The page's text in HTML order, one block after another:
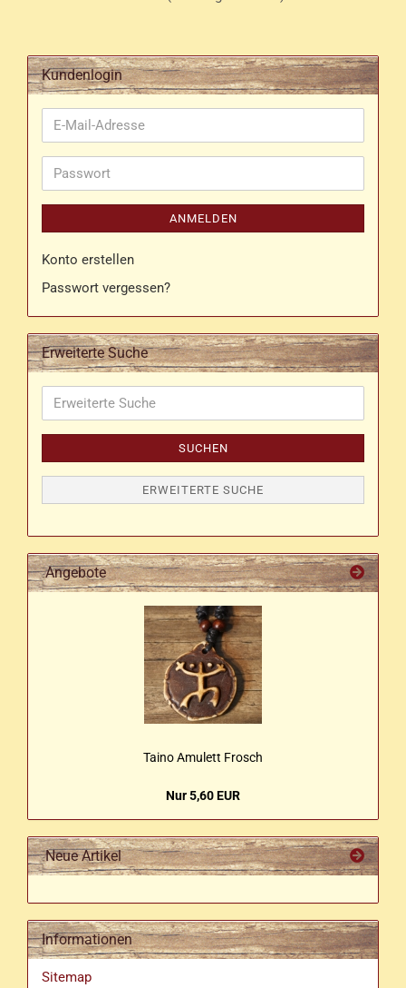
Kundenlogin
E-
Mail-
Passwort
ANMELDEN
Konto erstellen
Passwort vergessen?
Erweiterte Suche
Erweiterte
Suche
SUCHEN
ERWEITERTE SUCHE
Angebote
Taino Amu­lett Frosch
Nur 5,60 EUR
Neue Artikel
Informationen
Sitemap